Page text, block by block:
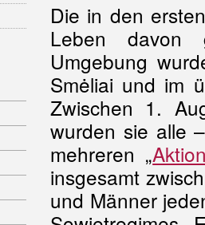
Die in den
Leben davon
Umgebung
Smėliai und im
Zwischen 1.
wurden sie alle
mehreren „
insgesamt
und Männer